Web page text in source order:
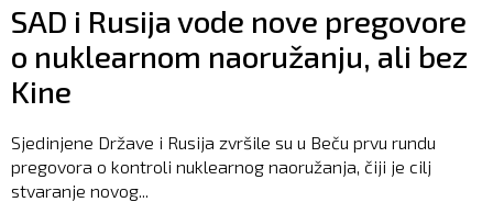
SAD i Rusija vode nove pregovore
o nuklearnom naoružanju, ali bez
Kine
Sjedinjene Države i Rusija zvršile su u Beču prvu rundu
pregovora o kontroli nuklearnog naoružanja, čiji je cilj
stvaranje novog...